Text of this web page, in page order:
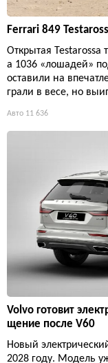
Ferrari 849
Открытая Testarossa
а 1036 «лошадей»
оставили на
грали в весе, но
Авто 11 636
Volvo готовит
щение после V60
Новый
2028 году. Модель